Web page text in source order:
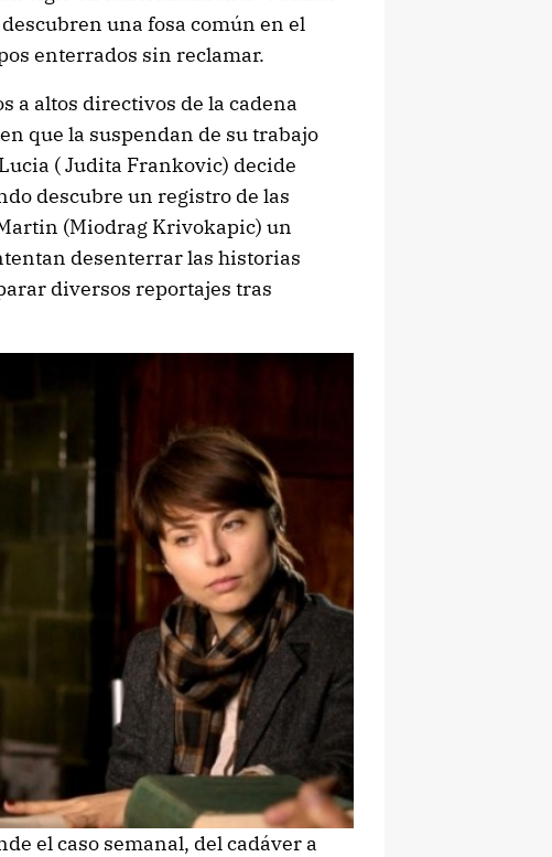
una fosa común en el
enterrados sin reclamar.
a altos directivos de la cadena
que la suspendan de su trabajo
( Judita Frankovic) decide
descubre un registro de las
(Miodrag Krivokapic) un
desenterrar las historias
diversos reportajes tras
el caso semanal, del cadáver a